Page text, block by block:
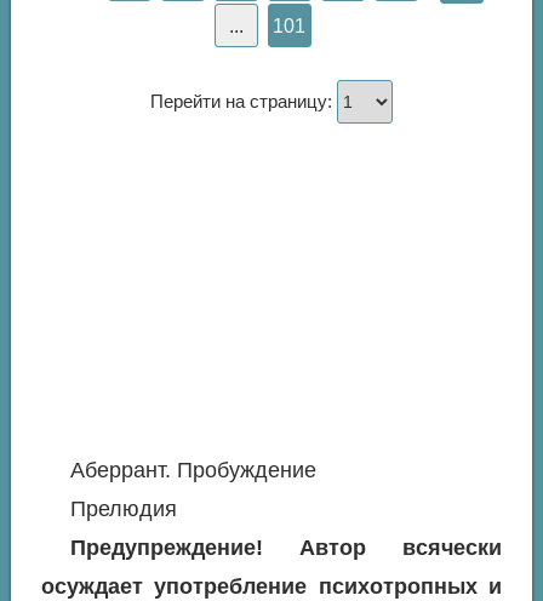
... 101
Перейти на страницу:
Аберрант. Пробуждение
Прелюдия
Предупреждение! Автор всячески
осуждает употребление психотропных и